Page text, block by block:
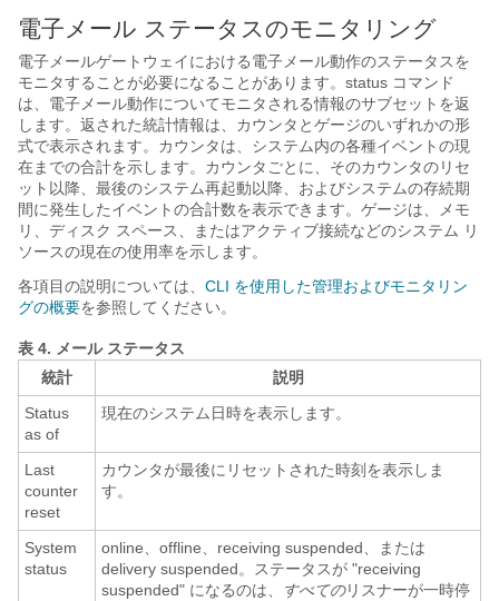
電子メール ステータスのモニタリング
電子メールゲートウェイにおける電子メール動作のステータスを
モニタすることが必要になることがあります。status コマンド
は、電子メール動作についてモニタされる情報のサブセットを返
します。返された統計情報は、カウンタとゲージのいずれかの形
式で表示されます。カウンタは、システム内の各種イベントの現
在までの合計を示します。カウンタごとに、そのカウンタのリセ
ット以降、最後のシステム再起動以降、およびシステムの存続期
間に発生したイベントの合計数を表示できます。ゲージは、メモ
リ、ディスク スペース、またはアクティブ接続などのシステム リ
ソースの現在の使用率を示します。
各項目の説明については、 CLI を使用した管理およびモニタリン
グの概要を参照してください。
表 4. メール ステータス
統計
説明
Status
as of
現在のシステム日時を表示します。
Last
counter
reset
カウンタが最後にリセットされた時刻を表示しま
す。
System
status
online、offline、receiving suspended、または
delivery suspended。ステータスが "receiving
suspended" になるのは、
すべてのリスナーが一時停